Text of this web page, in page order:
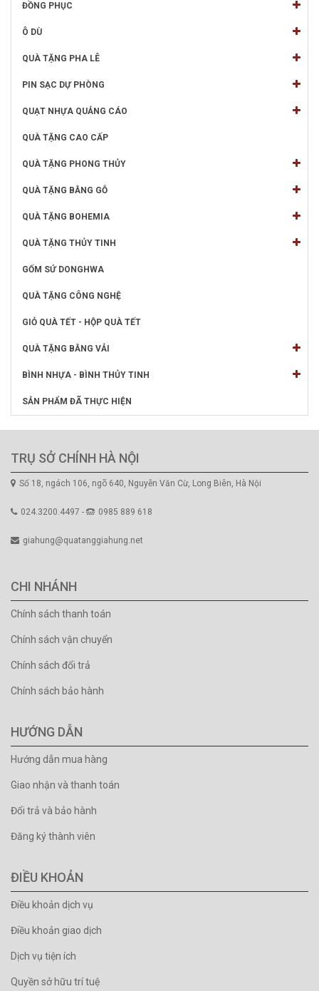
ĐỒNG PHỤC
Ô DÙ
QUÀ TẶNG PHA LÊ
PIN SẠC DỰ PHÒNG
QUẠT NHỰA QUẢNG CÁO
QUÀ TẶNG CAO CẤP
QUÀ TẶNG PHONG THỦY
QUÀ TẶNG BẰNG GỖ
QUÀ TẶNG BOHEMIA
QUÀ TẶNG THỦY TINH
GỐM SỨ DONGHWA
QUÀ TẶNG CÔNG NGHỆ
GIỎ QUÀ TẾT - HỘP QUÀ TẾT
QUÀ TẶNG BẰNG VẢI
BÌNH NHỰA - BÌNH THỦY TINH
SẢN PHẨM ĐÃ THỰC HIỆN
TRỤ SỞ CHÍNH HÀ NỘI
Số 18, ngách 106, ngõ 640, Nguyễn Văn Cừ, Long Biên, Hà Nội
024.3200.4497 - 0985 889 618
giahung@quatanggiahung.net
CHI NHÁNH
Chính sách thanh toán
Chính sách vận chuyển
Chính sách đổi trả
Chính sách bảo hành
HƯỚNG DẪN
Hướng dẫn mua hàng
Giao nhận và thanh toán
Đổi trả và bảo hành
Đăng ký thành viên
ĐIỀU KHOẢN
Điều khoản dịch vụ
Điều khoản giao dịch
Dịch vụ tiện ích
Quyền sở hữu trí tuệ